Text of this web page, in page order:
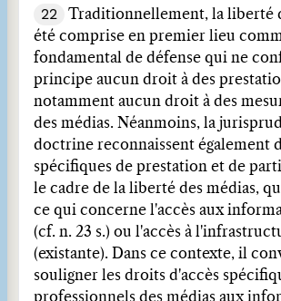
22
Traditionnellement, la liberté
été comprise en premier lieu
fondamental de défense qui ne
principe aucun droit à des
notamment aucun droit à des
des médias. Néanmoins, la
doctrine reconnaissent également
spécifiques de prestation et de
le cadre de la liberté des médias,
ce qui concerne l'accès aux
(cf. n. 23 s.) ou l'accès à
(existante). Dans ce contexte, il
souligner les droits d'accès
professionnels des médias aux